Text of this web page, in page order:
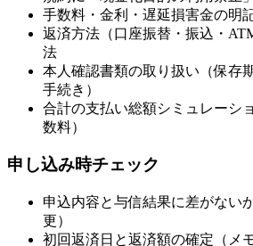
手数料・金利・遅延損害金の明
返済方法（口座振替・振込・
法
本人確認書類の取り扱い（保存
手続き）
合計の支払い総額シミュレーシ
数料）
申し込み時チェック
申込内容と与信結果に差がない
更）
初回返済日と返済額の確定（メ